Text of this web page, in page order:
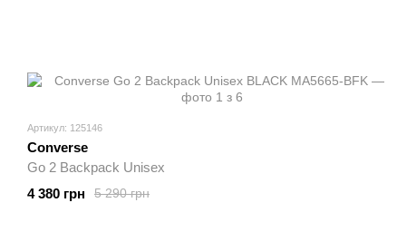
Артикул: 125146
Converse
Go 2 Backpack Unisex
5 290 грн
4 380 грн